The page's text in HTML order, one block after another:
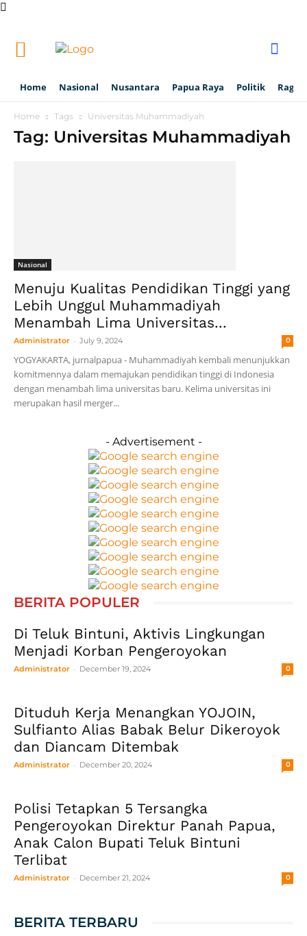
Home Nasional Nusantara Papua Raya Politik
Home Tags Universitas Muhammadiyah
Tag: Universitas Muhammadiyah
Nasional
Menuju Kualitas Pendidikan Tinggi yang
Lebih Unggul Muhammadiyah
Menambah Lima Universitas...
Administrator - July 9, 2024 0
YOGYAKARTA, jurnalpapua - Muhammadiyah kembali menunjukkan
komitmennya dalam memajukan pendidikan tinggi di Indonesia
dengan menambah lima universitas baru. Kelima universitas ini
merupakan hasil merger...
- Advertisement -
BERITA POPULER
Di Teluk Bintuni, Aktivis Lingkungan
Menjadi Korban Pengeroyokan
Administrator - December 19, 2024 0
Dituduh Kerja Menangkan YOJOIN,
Sulfianto Alias Babak Belur Dikeroyok
dan Diancam Ditembak
Administrator - December 20, 2024 0
Polisi Tetapkan 5 Tersangka
Pengeroyokan Direktur Panah Papua,
Anak Calon Bupati Teluk Bintuni
Terlibat
Administrator - December 21, 2024 0
BERITA TERBARU